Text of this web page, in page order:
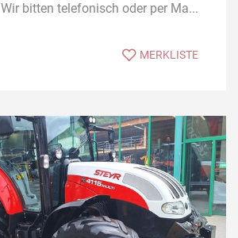
bitten telefonisch oder per Ma...
MERKLISTE